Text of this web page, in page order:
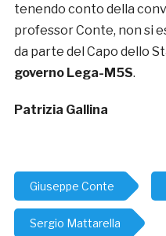
tenendo conto della
professor Conte, non si
da parte del Capo dello
governo Lega-M5S.
Patrizia Gallina
Giuseppe Conte
Sergio Mattarella